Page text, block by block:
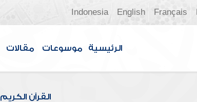
Français
English
Indonesia
الرئيسية موسوعات مقالات
القرآن الكريم